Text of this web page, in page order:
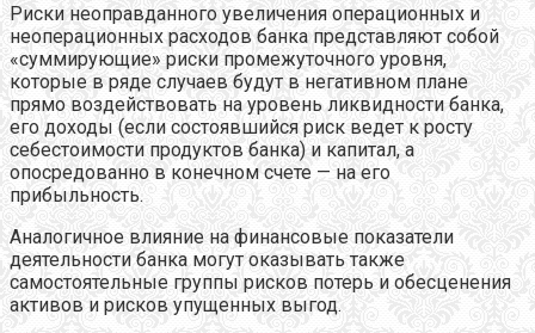
Риски неоправданного увеличения операционных и
неоперационных расходов банка представляют собой
«суммирующие» риски промежуточного уровня,
которые в ряде случаев будут в негативном плане
прямо воздействовать на уровень ликвидности банка,
его доходы (если состоявшийся риск ведет к росту
себестоимости продуктов банка) и капитал, а
опосредованно в конечном счете — на его
прибыльность.
Аналогичное влияние на финансовые показатели
деятельности банка могут оказывать также
самостоятельные группы рисков потерь и обесценения
активов и рисков упущенных выгод.